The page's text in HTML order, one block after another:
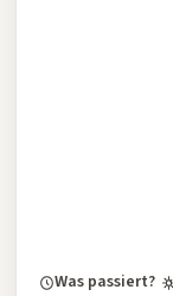
Was passiert?